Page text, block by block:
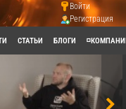
Войти
Регистрация
СТАТЬИ БЛОГИ